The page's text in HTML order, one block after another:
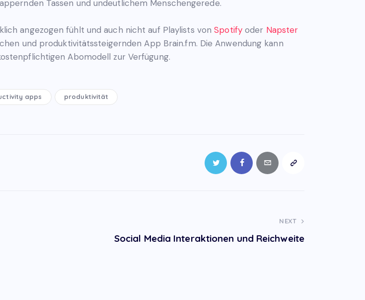
Tassen und undeutlichem Menschengerede.
angezogen fühlt und auch nicht auf Playlists vonSpotifyoder Napster
und produktivitätssteigernden App Brain.fm. Die Anwendung kann
Abomodell zur Verfügung.
apps produktivität
NEXT
Social Media Interaktionen und Reichweite